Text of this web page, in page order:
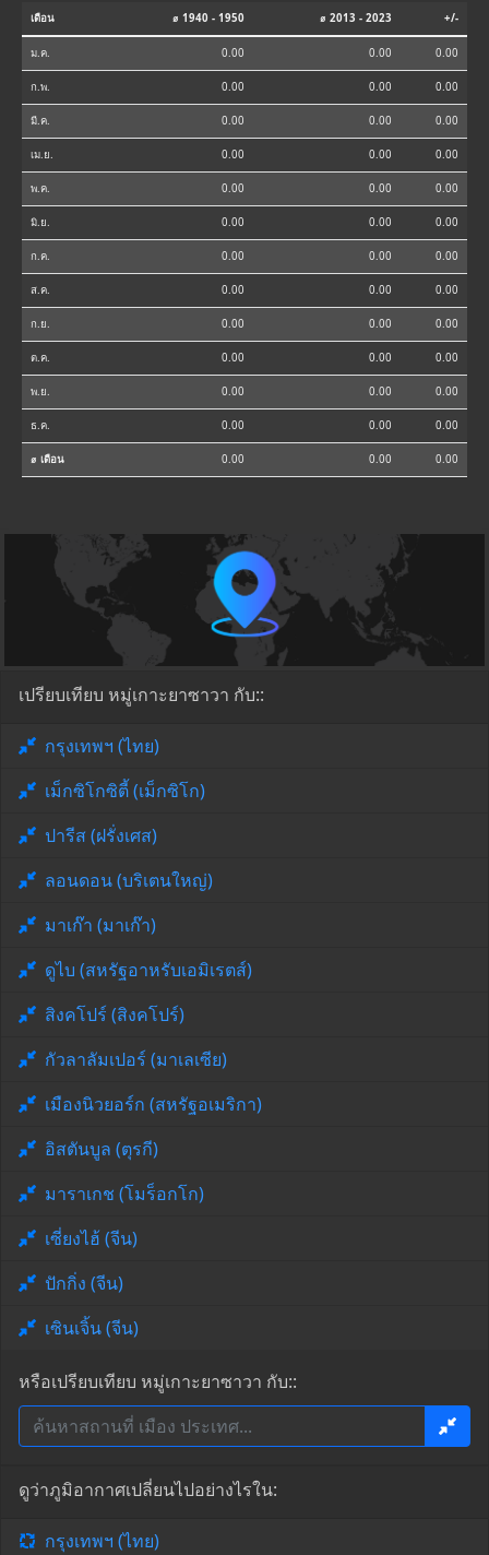
เดือน ⌀ 1940 - 1950 ⌀ 2013 - 2023 +/-
ม.ค. 0.00 0.00 0.00
ก.พ. 0.00 0.00 0.00
มี.ค. 0.00 0.00 0.00
เม.ย. 0.00 0.00 0.00
พ.ค. 0.00 0.00 0.00
มิ.ย. 0.00 0.00 0.00
ก.ค. 0.00 0.00 0.00
ส.ค. 0.00 0.00 0.00
ก.ย. 0.00 0.00 0.00
ต.ค. 0.00 0.00 0.00
พ.ย. 0.00 0.00 0.00
ธ.ค. 0.00 0.00 0.00
⌀ เดือน 0.00 0.00 0.00
เปรียบเทียบ หมู่เกาะยาซาวา กับ::
กรุงเทพฯ (ไทย)
เม็กซิโกซิตี้ (เม็กซิโก)
ปารีส (ฝรั่งเศส)
ลอนดอน (บริเตนใหญ่)
มาเก๊า (มาเก๊า)
ดูไบ (สหรัฐอาหรับเอมิเรตส์)
สิงคโปร์ (สิงคโปร์)
กัวลาลัมเปอร์ (มาเลเซีย)
เมืองนิวยอร์ก (สหรัฐอเมริกา)
อิสตันบูล (ตุรกี)
มาราเกช (โมร็อกโก)
เซี่ยงไฮ้ (จีน)
ปักกิ่ง (จีน)
เซินเจิ้น (จีน)
หรือเปรียบเทียบ หมู่เกาะยาซาวา กับ::
ดูว่าภูมิอากาศเปลี่ยนไปอย่างไรใน:
กรุงเทพฯ (ไทย)